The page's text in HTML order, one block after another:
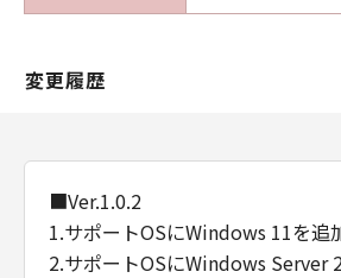
変更履歴
■Ver.1.0.2
1.サポートOSにWindows 11を追
2.サポートOSにWindows Server